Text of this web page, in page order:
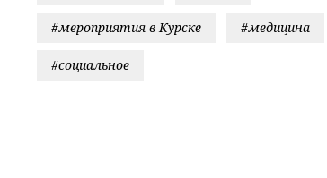
#мероприятия в Курске #медицина
#социальное